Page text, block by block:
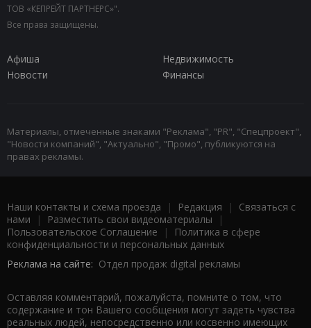
ТОВ «КЕПРЕЙТ ПАРТНЕРС»".
Все права защищены.
Афиша
Недвижимость
Новости
Финансы
Материалы, отмеченные знаками "Реклама", "PR", "Спецпроект",
"Новости компаний", "Актуально", "Промо", публикуются на
правах рекламы.
Наши контакты и схема проезда | Редакция | Связаться с
нами | Разместить свои видеоматериалы |
Пользовательское Соглашение |
Политика в сфере
конфиденциальности и персональных данных
Реклама на сайте: Отдел продаж digital рекламы
Оставляя комментарий, пожалуйста, помните о том, что
содержание и тон Вашего сообщения могут задеть чувства
реальных людей, непосредственно или косвенно имеющих